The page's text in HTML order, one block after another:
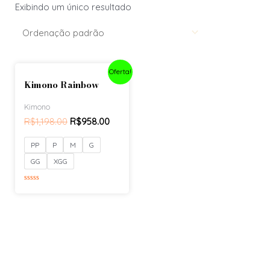
Exibindo um único resultado
Oferta!
Kimono Rainbow
Kimono
R$1,198.00 R$958.00
PP P M
G
GG
XGG